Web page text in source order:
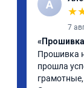
А
★
7
Прошивка
прошла